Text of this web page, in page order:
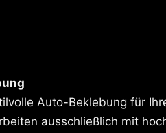
Auto-Beklebung für
ausschließlich mit